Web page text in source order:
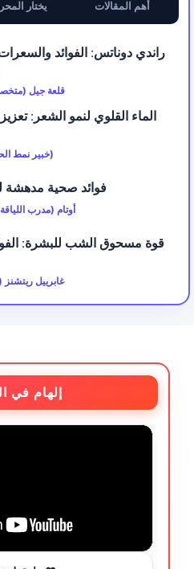
يختار أهم المقالات
راندي دوناتس: الفوائد
قلعة جيل
الماء القلوي لنمو الشعر:
Swathi E (خبير نمط الحياة)
10 فوائد صحية مدهشة
أوتام (مدرب اللياقة
قوة مسحوق الشب للبشرة:
غابرييل
إلهام في